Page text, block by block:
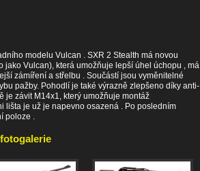
modelu Vulcan . SXR 2 Stealth má novou
jako Vulcan), která umožňuje lepší úhel úchopu , má
zámíření a střelbu . Součástí jsou vyměnitelné
pažby. Pohodlí je také výrazně zlepšeno díky anti-
je závit M14x1, který umožňuje montáž
lišta je už je napevno osazená . Po posledním
poloze .